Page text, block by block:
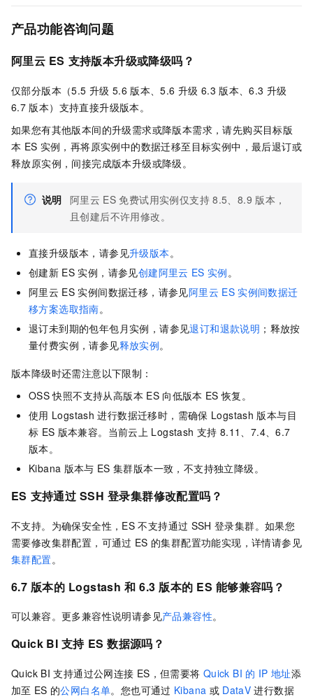
产品功能咨询问题
阿里云 ES 支持版本升级或降级吗？
仅部分版本（5.5 升级 5.6 版本、5.6 升级 6.3 版本、6.3 升级
6.7 版本）支持直接升级版本。
如果您有其他版本间的升级需求或降版本需求，请先购买目标版
本 ES 实例，再将原实例中的数据迁移至目标实例中，最后退订或
释放原实例，间接完成版本升级或降级。
说明 阿里云 ES 免费试用实例仅支持 8.5、8.9 版本，
且创建后不许用修改。
直接升级版本，请参见升级版本。
创建新 ES 实例，请参见创建阿里云 ES 实例。
阿里云 ES 实例间数据迁移，请参见阿里云 ES 实例间数据迁
移方案选取指南。
退订未到期的包年包月实例，请参见退订和退款说明 ；释放按
量付费实例，请参见释放实例。
版本降级时还需注意以下限制：
OSS 快照不支持从高版本 ES 向低版本 ES 恢复。
使用 Logstash 进行数据迁移时，需确保 Logstash 版本与目
标 ES 版本兼容。当前云上 Logstash 支持 8.11、7.4、6.7
版本。
Kibana 版本与 ES 集群版本一致，不支持独立降级。
ES 支持通过 SSH 登录集群修改配置吗？
不支持。为确保安全性，ES 不支持通过 SSH 登录集群。如果您
需要修改集群配置，可通过 ES 的集群配置功能实现，详情请参见
集群配置。
6.7 版本的 Logstash 和 6.3 版本的 ES 能够兼容吗？
可以兼容。更多兼容性说明请参见产品兼容性。
Quick BI 支持 ES 数据源吗？
Quick BI 支持通过公网连接 ES，但需要将 Quick BI 的 IP 地址添
加至 ES 的公网白名单。 您也可通过 Kibana 或 DataV 进行数据